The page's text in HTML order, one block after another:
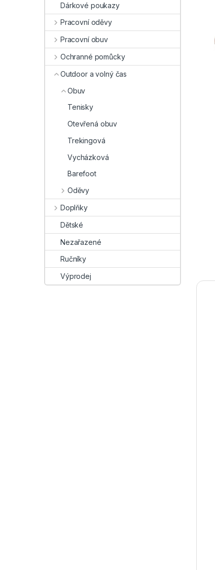
Dárkové poukazy
Pracovní oděvy
Pracovní obuv
Ochranné pomůcky
Outdoor a volný čas
Obuv
Tenisky
Otevřená obuv
Trekingová
Vycházková
Barefoot
Oděvy
Doplňky
Dětské
Nezařazené
Ručníky
Výprodej